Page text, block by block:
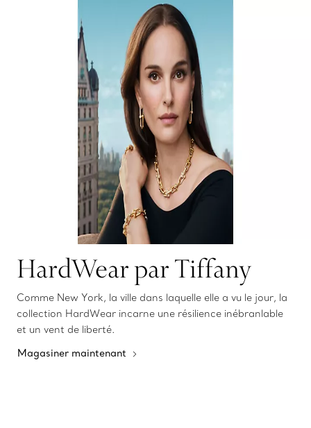
HardWear par Tiffany
Comme New York, la ville dans laquelle elle a vu le jour, la
collection HardWear incarne une résilience inébranlable
et un vent de liberté.
Magasiner maintenant